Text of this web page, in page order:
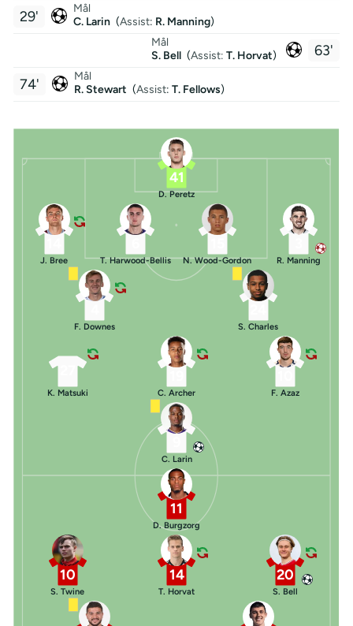
Mål
C. Larin (Assist: R. Manning)
29'
63'
Mål
S. Bell (Assist: T. Horvat)
Mål
R. Stewart (Assist: T. Fellows)
74'
41
D. Peretz
R. Manning
N. Wood-Gordon
T. Harwood-Bellis
J. Bree
S. Charles
F. Downes
F. Azaz
C. Archer
K. Matsuki
C. Larin
10
S. Twine
14
T. Horvat
20
S. Bell
11
D. Burgzorg